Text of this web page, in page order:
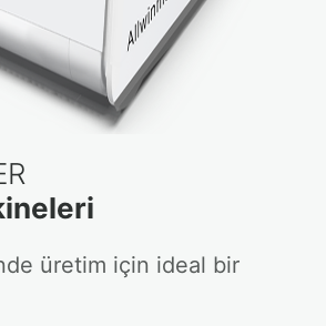
üretim için ideal bir